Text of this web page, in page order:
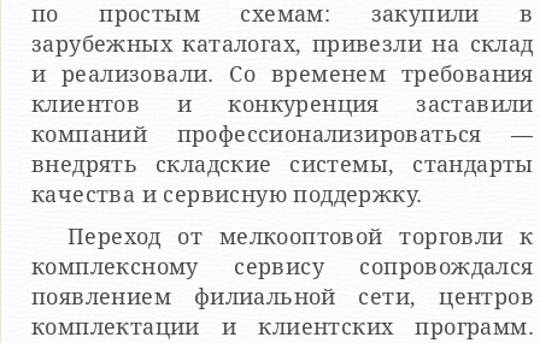
по простым схемам: закупили в
зарубежных каталогах, привезли на склад
и реализовали. Со временем требования
клиентов и конкуренция заставили
компаний профессионализироваться —
внедрять складские системы, стандарты
качества и сервисную поддержку.
Переход от мелкооптовой торговли к
комплексному сервису сопровождался
появлением филиальной сети, центров
комплектации и клиентских программ.